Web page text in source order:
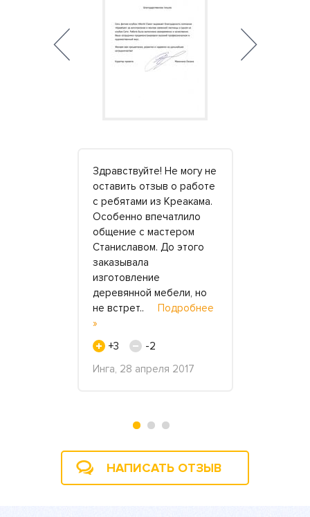
Здравствуйте! Не могу не
оставить отзыв о работе
с ребятами из Креакама.
Особенно впечатлило
общение с мастером
Станиславом. До этого
заказывала
изготовление
деревянной мебели, но
не встрет.. Подробнее
»
+3
-2
Инга, 28 апреля 2017
НАПИСАТЬ ОТЗЫВ